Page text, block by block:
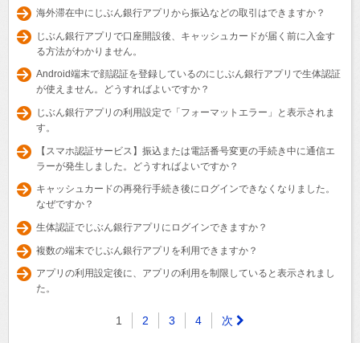
海外滞在中にじぶん銀行アプリから振込などの取引はできますか？
じぶん銀行アプリで口座開設後、キャッシュカードが届く前に入金す
る方法がわかりません。
Android端末で顔認証を登録しているのにじぶん銀行アプリで生体認証
が使えません。どうすればよいですか？
じぶん銀行アプリの利用設定で「フォーマットエラー」と表示されま
す。
【スマホ認証サービス】振込または電話番号変更の手続き中に通信エ
ラーが発生しました。どうすればよいですか？
キャッシュカードの再発行手続き後にログインできなくなりました。
なぜですか？
生体認証でじぶん銀行アプリにログインできますか？
複数の端末でじぶん銀行アプリを利用できますか？
アプリの利用設定後に、アプリの利用を制限していると表示されまし
た。
1 2 3 4 次